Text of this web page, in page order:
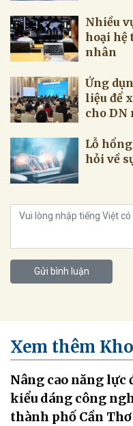
Nhiều
hoại hệ
nhân
Ứng
liệu để
cho DN
Lỗ hổng
hỏi về
Gửi bình luận
Xem thêm
Nâng cao năng lực
kiểu dáng công
thành phố Cần Thơ